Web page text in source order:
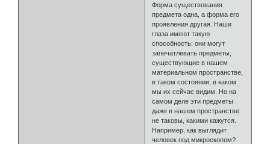
Форма существования
предмета одна, а форма его
проявления другая. Наши
глаза имеют такую
способность: они могут
запечатлевать предметы,
существующие в нашем
материальном пространстве,
в таком состоянии, в каком
мы их сейчас видим. Но на
самом деле эти предметы
даже в нашем пространстве
не таковы, какими кажутся.
Например, как выглядит
человек под микроскопом?